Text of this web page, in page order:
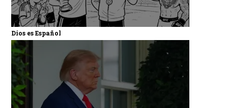
Dios es Español